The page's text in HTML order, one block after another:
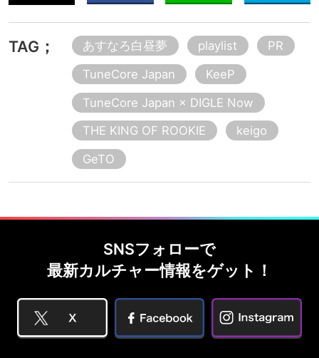
TAG； あすなろ白昼夢 playlist
PR
TuneCore Japan
KeeP
TuneCore Japan × DIGLE Now
THE KING OF ROOKIE
keigo
GeTO
SNSフォローで
最新カルチャー情報をゲット！